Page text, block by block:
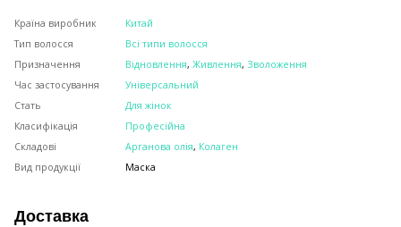
Країна виробник
Китай
Тип волосся
Всі типи волосся
Призначення
Відновлення, Живлення, Зволоження
Час застосування
Універсальний
Стать
Для жінок
Класифікація
Професійна
Складові
Арганова олія, Колаген
Вид продукції
Маска
Доставка